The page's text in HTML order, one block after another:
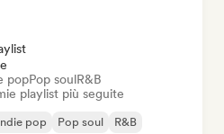
popPop soulR&B
playlist più seguite
pop Pop soul
R&B